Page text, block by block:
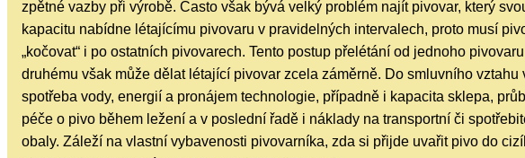
zpětné vazby při výrobě. Často však bývá velký problém najít pivovar, který
kapacitu nabídne létajícímu pivovaru v pravidelných intervalech, proto musí
„kočovat“ i po ostatních pivovarech. Tento postup přelétání od jednoho
druhému však může dělat létající pivovar zcela záměrně. Do smluvního vztahu
spotřeba vody, energií a pronájem technologie, případně i kapacita sklepa,
péče o pivo během ležení a v poslední řadě i náklady na transportní či
obaly. Záleží na vlastní vybavenosti pivovarníka, zda si přijde uvařit pivo do